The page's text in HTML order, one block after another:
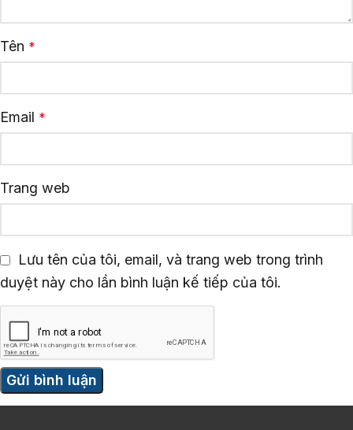
Tên *
Email *
Trang web
Lưu tên của tôi, email, và trang web trong trình
duyệt này cho lần bình luận kế tiếp của tôi.